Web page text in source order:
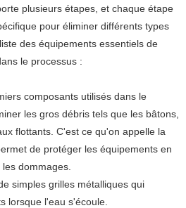
plusieurs étapes, et chaque étape
pour éliminer différents types
des équipements essentiels de
le processus :
composants utilisés dans le
les gros débris tels que les bâtons,
flottants. C'est ce qu'on appelle la
de protéger les équipements en
dommages.
simples grilles métalliques qui
lorsque l'eau s'écoule.